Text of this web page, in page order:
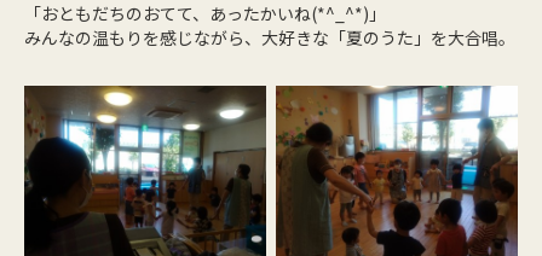
「おともだちのおてて、あったかいね(*^_^*)」
みんなの温もりを感じながら、大好きな「夏のうた」を大合唱。